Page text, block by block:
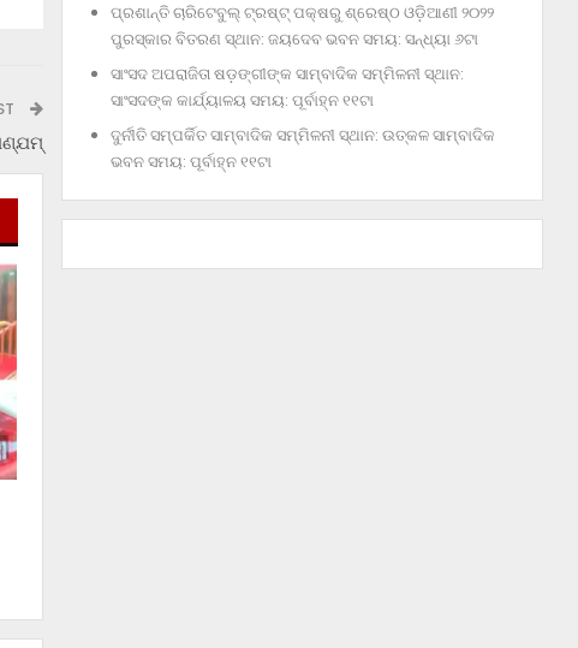
ପ୍ରଶାନ୍ତି ଚାରିଟେବୁଲ୍‌ ଟ୍ରଷ୍ଟ୍‌ ପକ୍ଷରୁ ଶ୍ରେଷ୍ଠ ଓଡ଼ିଆଣୀ ୨୦୨୨
ପୁରସ୍କାର ବିତରଣ ସ୍ଥାନ: ଜୟଦେବ ଭବନ ସମୟ: ସନ୍ଧ୍ୟା ୬ଟା
ସାଂସଦ ଅପରାଜିତା ଷଡ଼ଙ୍ଗୀଙ୍କ ସାମ୍ବାଦିକ ସମ୍ମିଳନୀ ସ୍ଥାନ:
ସାଂସଦଙ୍କ କାର୍ଯ୍ୟାଳୟ ସମୟ: ପୂର୍ବାହ୍ନ ୧୧ଟା
ଦୁର୍ନୀତି ସମ୍ପର୍କିତ ସାମ୍ବାଦିକ ସମ୍ମିଳନୀ ସ୍ଥାନ: ଉତ୍କଳ ସାମ୍ବାଦିକ
ଭବନ ସମୟ: ପୂର୍ବାହ୍ନ ୧୧ଟା